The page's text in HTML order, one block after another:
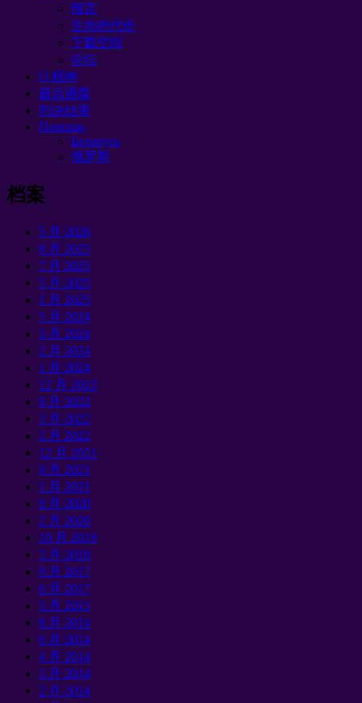
预言
生命的代价
下载空间
论坛
O 精神
最后通牒
判决结果
Помощь
Беларусь
俄罗斯
档案
5 月 2026
8 月 2025
7 月 2025
5 月 2025
1 月 2025
5 月 2024
3 月 2024
2 月 2024
1 月 2024
12 月 2022
9 月 2022
3 月 2022
2 月 2022
12 月 2021
9 月 2021
1 月 2021
8 月 2020
2 月 2020
10 月 2019
3 月 2018
9 月 2017
6 月 2017
5 月 2015
8 月 2014
6 月 2014
4 月 2014
3 月 2014
2 月 2014